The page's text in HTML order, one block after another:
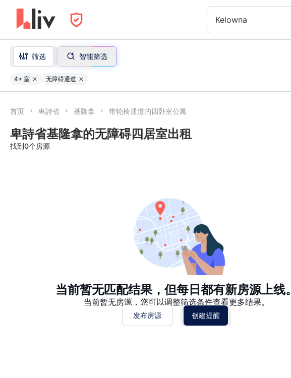
Kelowna
筛选 智能筛选
4+ 室 无障碍通道
首页 卑詩省 基隆拿 带轮椅通道的四卧室公寓
卑詩省基隆拿的无障碍四居室出租
找到0个房源
当前暂无匹配结果，但每日都有新房源上线。
当前暂无房源，您可以调整筛选条件查看更多结果。
发布房源 创建提醒